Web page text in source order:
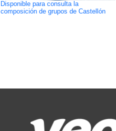
Disponible para consulta la
composición de grupos de Castellón